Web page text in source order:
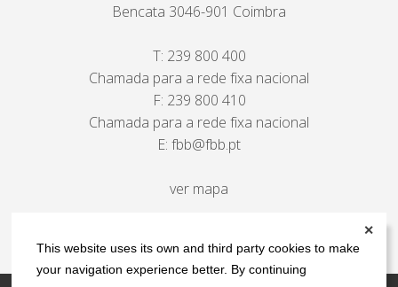
This website uses its own and third party cookies to make
your navigation experience better. By continuing
✕
Bencata 3046-901 Coimbra
T: 239 800 400
Chamada para a rede fixa nacional
F: 239 800 410
Chamada para a rede fixa nacional
E: fbb@fbb.pt
ver mapa